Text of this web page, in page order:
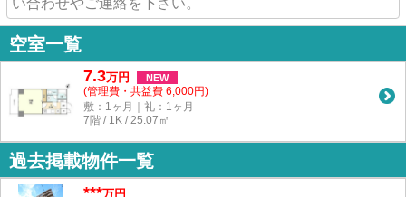
い合わせやご連絡を下さい。
空室一覧
7.3万円 NEW
(管理費・共益費 6,000円)
敷：1ヶ月｜礼：1ヶ月
7階 / 1K / 25.07㎡
過去掲載物件一覧
***万円